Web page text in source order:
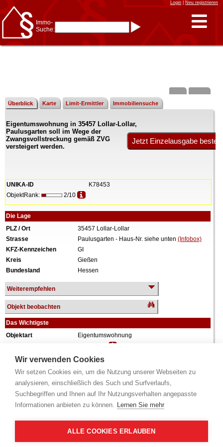
Wir verwenden Cookies
Wir setzen Cookies ein, um die Nutzung unserer Webseiten zu
analysieren, einschließlich des Such und Surfverlaufs,
Suchbegriffen und Ihnen auf Ihr Nutzungsverhalten angepasste
Informationen anbieten zu können. Lernen Sie mehr
ALLE COOKIES ERLAUBEN
Login| Neu registrieren
Immo-
Suche:
z.B.:15 Frankfurtfür
Frankfurt/Oder
und6 Frankfurtfür Frankfurt
Immobiliensuche
nach Kreis
nach Amtsgericht
Überblick Karte Limit-Ermittler Immobiliensuche
Eigentumswohnung in 35457 Lollar-Lollar,
Paulusgarten soll im Wege der
Zwangsvollstreckung gemäß ZVG
versteigert werden.
UNIKA-ID
K78453
ObjektRank:
2/10
Die Lage
PLZ / Ort
35457 Lollar-Lollar
Strasse
Paulusgarten - Haus-Nr. siehe unten (Infobox)
KFZ-Kennzeichen
GI
Kreis
Gießen
Bundesland
Hessen
Weiterempfehlen
Objekt beobachten
Das Wichtigste
Objektart
Eigentumswohnung
Wiederholungstermin
Nein
ca. 1985
Grundstück
Wohnfläche
92 m²
Zimmer
3 Zimmer
Weiteres
Anteil: 625/10.000 = 6,25%, Aufteilungsplan Nr.
1, Küche, Diele, Bad, Balkon, Keller, zum